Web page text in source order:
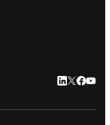
LinkedIn se
Twitter se